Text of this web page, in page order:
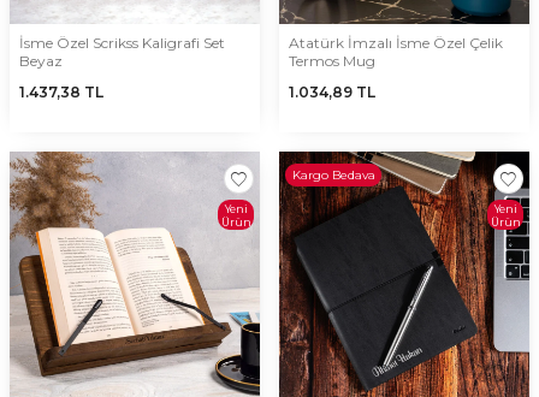
İsme Özel Scrikss Kaligrafi Set
Beyaz
1.437,38 TL
Atatürk İmzalı İsme Özel Çelik
Termos Mug
1.034,89 TL
Yeni
Ürün
Kargo Bedava
Yeni
Ürün